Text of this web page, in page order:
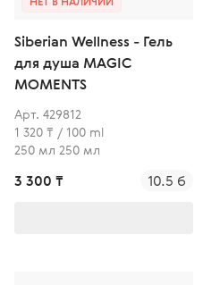
Siberian Wellness - Гель
для душа MAGIC
MOMENTS
Арт. 429812
1 320 ₸ / 100 ml
250 мл 250 мл
3 300 ₸ 10.5 б